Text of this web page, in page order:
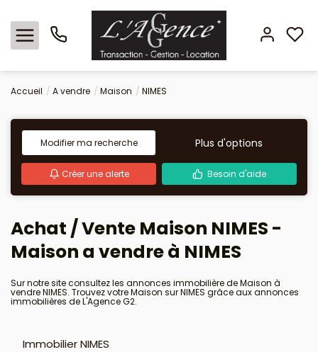
Locations
L'agence
Estimation
Avis clients
Accueil A vendre Maison NIMES
Modifier ma recherche Plus d'options
Créer une alerte Besoin d'aide
Achat / Vente Maison NIMES -
Maison a vendre à NIMES
Sur notre site consultez les annonces immobilière de Maison à
vendre NIMES. Trouvez votre Maison sur NIMES grâce aux annonces
immobilières de L'Agence G2.
Immobilier NIMES